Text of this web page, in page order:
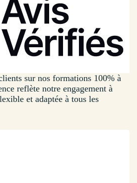
sur nos formations 100% à
reflète notre engagement à
et adaptée à tous les